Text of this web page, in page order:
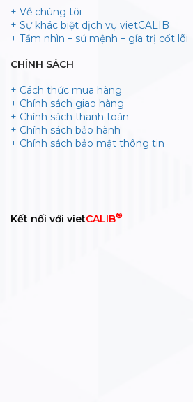
+ Về chúng tôi
+ Sự khác biệt dịch vụ vietCALIB
+ Tầm nhìn – sứ mệnh – gía trị cốt lõi
CHÍNH SÁCH
+ Cách thức mua hàng
+ Chính sách giao hàng
+ Chính sách thanh toán
+ Chính sách bảo hành
+ Chính sách bảo mật thông tin
Kết nối với vietCALIB®